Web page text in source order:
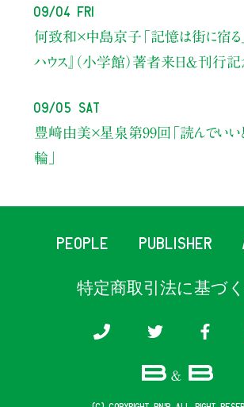
09/04 Fri
何致和×中島京子 「記憶は街に宿る」
ハウス』（小学館）著者来日＆刊行
09/05 Sat
豊﨑由美×星泉 第99回「読んでいい
輪」
PEOPLE PUBLISHER
特定商取引法に基づ